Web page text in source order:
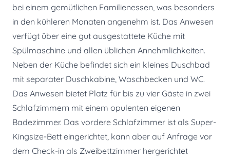
bei einem gemütlichen Familienessen, was besonders
in den kühleren Monaten angenehm ist. Das Anwesen
verfügt über eine gut ausgestattete Küche mit
Spülmaschine und allen üblichen Annehmlichkeiten.
Neben der Küche befindet sich ein kleines Duschbad
mit separater Duschkabine, Waschbecken und WC.
Das Anwesen bietet Platz für bis zu vier Gäste in zwei
Schlafzimmern mit einem opulenten eigenen
Badezimmer. Das vordere Schlafzimmer ist als Super-
Kingsize-Bett eingerichtet, kann aber auf Anfrage vor
dem Check-in als Zweibettzimmer hergerichtet